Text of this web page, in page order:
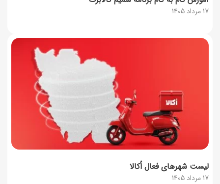
17 مرداد 1405
17 مرداد 1405
لیست شهرهای فعال اُکالا